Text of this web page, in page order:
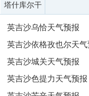
塔什库尔干
英吉沙乌恰天气预报
英吉沙依格孜也尔天气
英吉沙城关天气预报
英吉沙色提力天气预报